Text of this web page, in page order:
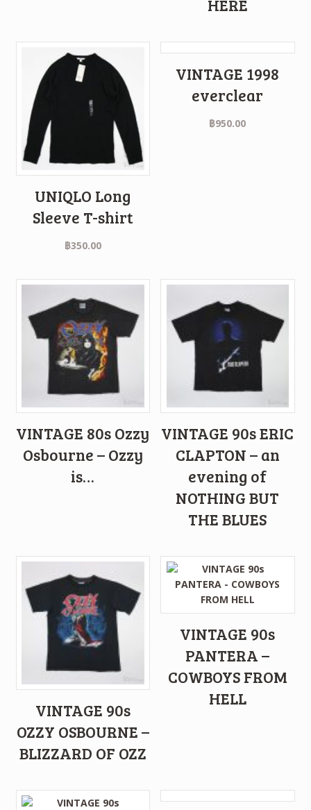
HERE
UNIQLO Long
Sleeve T-shirt
฿350.00
VINTAGE 1998
everclear
฿950.00
VINTAGE 80s Ozzy
Osbourne – Ozzy
is…
VINTAGE 90s ERIC
CLAPTON – an
evening of
NOTHING BUT
THE BLUES
VINTAGE 90s
OZZY OSBOURNE –
BLIZZARD OF OZZ
VINTAGE 90s
PANTERA –
COWBOYS FROM
HELL